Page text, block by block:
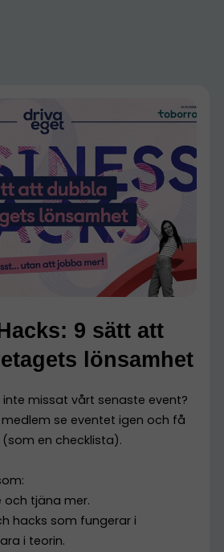
9 sätt att
lönsamhet
inte missat vårt senaste event?
se eventet igen och få
en checklista).
och tjäna mer.
hacks som fungerar i
i teorin.